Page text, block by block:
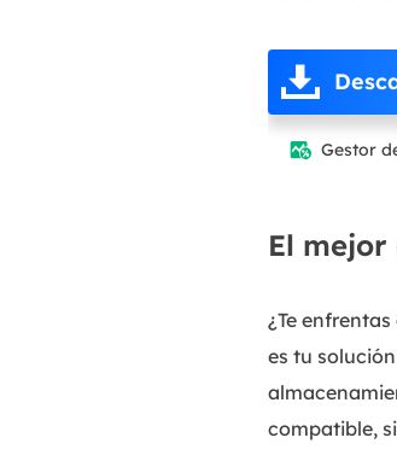
 Gestor
El
¿Te
es tu
compatible,